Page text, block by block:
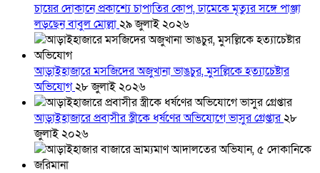
চায়ের দোকানে প্রকাশ্যে চাপাতির কোপ, ঢামেকে মৃত্যুর সঙ্গে পাঞ্জা
লড়ছেন বাবুল মোল্লা২৯ জুলাই ২০২৬
আড়াইহাজারে মস‌জি‌দের অজুখানা ভাঙচুর, মুসল্লিকে হত্যাচেষ্টার
অভিযোগ২৮ জুলাই ২০২৬
আড়াইহাজারে প্রবাসীর স্ত্রীকে ধর্ষণের অভিযোগে ভাসুর গ্রেপ্তার২৮
জুলাই ২০২৬